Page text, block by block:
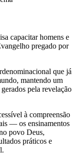
capacitar homens e
pregado por
que já
mantendo um
pela revelação
à compreensão
— os ensinamentos
povo Deus,
práticos e